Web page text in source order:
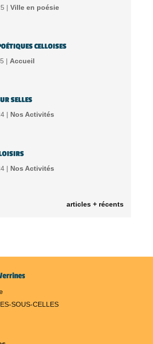
| Ville en poésie
CELLOISES
| Accueil
SELLES
| Nos Activités
| Nos Activités
articles + récents
SOUS-CELLES